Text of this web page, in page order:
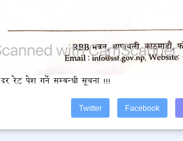
दर रेट पेश गर्ने सम्बन्धी सूचना !!!
Twitter Facebook